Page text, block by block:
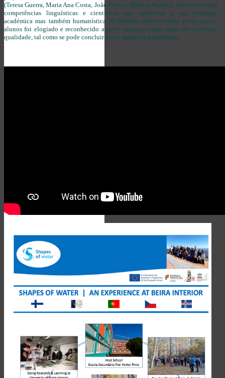
(Teresa Guerra, Maria Ana Costa, João Paiva e Mónica Ramôa), desenvolveram
competências linguísticas e científicas que valorizam a sua formação
académica mas também humanística. O trabalho desenvolvido pelos nossos
alunos foi elogiado e reconhecido a nível europeu como sendo de excelente
qualidade, tal como se pode concluir pelos materiais partilhados.